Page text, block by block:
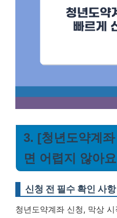
3. [청년도약계
면 어렵지 않아
신청 전 필수 확인 사
청년도약계좌 신청, 막상